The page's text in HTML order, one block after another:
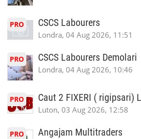
PRO CSCS Labourers
Londra, 04 Aug 2026, 11:51
PRO CSCS Labourers Demolari
Londra, 04 Aug 2026, 10:46
PRO Caut 2 FIXERI ( rigipsari)
Luton, 03 Aug 2026, 12:58
PRO Angajam Multitraders